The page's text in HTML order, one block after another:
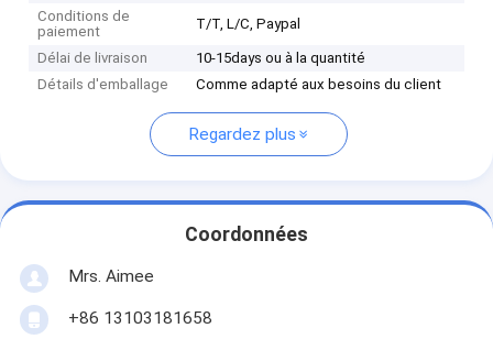
Conditions de
paiement
T/T, L/C, Paypal
Délai de livraison
10-15days ou à la quantité
Détails d'emballage
Comme adapté aux besoins du client
Regardez plus
Coordonnées
Mrs. Aimee
+86 13103181658